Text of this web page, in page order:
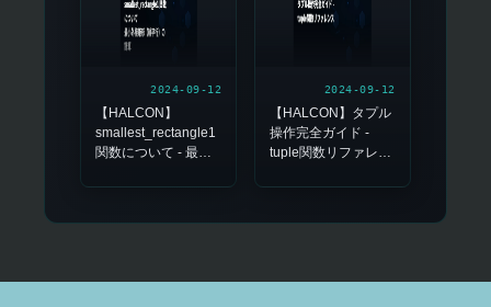
2024-09-12
【HALCON】
smallest_rectangle1
関数について - 最小
の計算
2024-09-12
【HALCON】タプル
操作完全ガイド -
tuple関数リファレン